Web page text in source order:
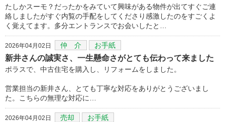
たしかスーモ？だったかをみていて興味がある物件が出てすぐご連
絡しましたがすぐ内覧の手配をしてくださり感激したのをすごくよ
く覚えてます。多分エントランスでお会いしたと…
2026年04月02日 仲 介 お手紙
新井さんの誠実さ、一生懸命さがとても伝わって来ました
ポラスで、中古住宅を購入し、リフォームをしました。
営業担当の新井さん、とても丁寧な対応をありがとうございまし
た。こちらの無理な対応に…
2026年04月02日 売却 お手紙